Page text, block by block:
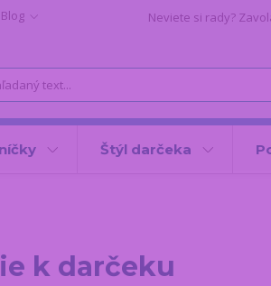
Blog
Neviete si rady?
Štýl darčeka
k darčeku